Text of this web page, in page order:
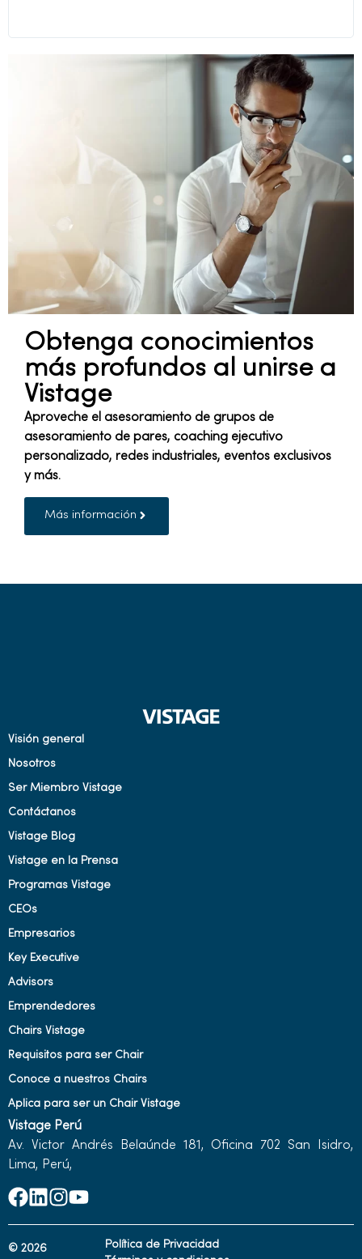
Obtenga conocimientos
más profundos al unirse a
Vistage
Aproveche el asesoramiento de grupos de
asesoramiento de pares, coaching ejecutivo
personalizado, redes industriales, eventos exclusivos
y más.
Más información
Visión general
Nosotros
Ser Miembro Vistage
Contáctanos
Vistage Blog
Vistage en la Prensa
Programas Vistage
CEOs
Empresarios
Key Executive
Advisors
Emprendedores
Chairs Vistage
Requisitos para ser Chair
Conoce a nuestros Chairs
Aplica para ser un Chair Vistage
Vistage Perú
Av. Victor Andrés Belaúnde 181, Oficina 702 San Isidro,
Lima, Perú,
© 2026
Política de Privacidad